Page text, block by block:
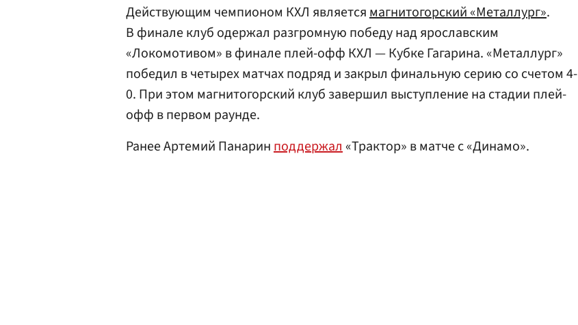
Действующим чемпионом КХЛ являетсямагнитогорский «Металлург».
В финале клуб одержал разгромную победу над ярославским
«Локомотивом» в финале плей-офф КХЛ — Кубке Гагарина. «Металлург»
победил в четырех матчах подряд и закрыл финальную серию со счетом 4-
0. При этом магнитогорский клуб завершил выступление на стадии плей-
офф в первом раунде.
Ранее Артемий Панаринподдержал«Трактор» в матче с «Динамо».